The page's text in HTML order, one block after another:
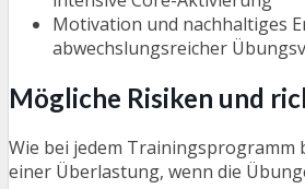
Motivation und nachhaltiges
abwechslungsreicher
Mögliche Risiken und
Wie bei jedem Trainingsprogramm
einer Überlastung, wenn die